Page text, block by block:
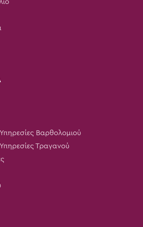
Βαρθολομιού
Τραγανού